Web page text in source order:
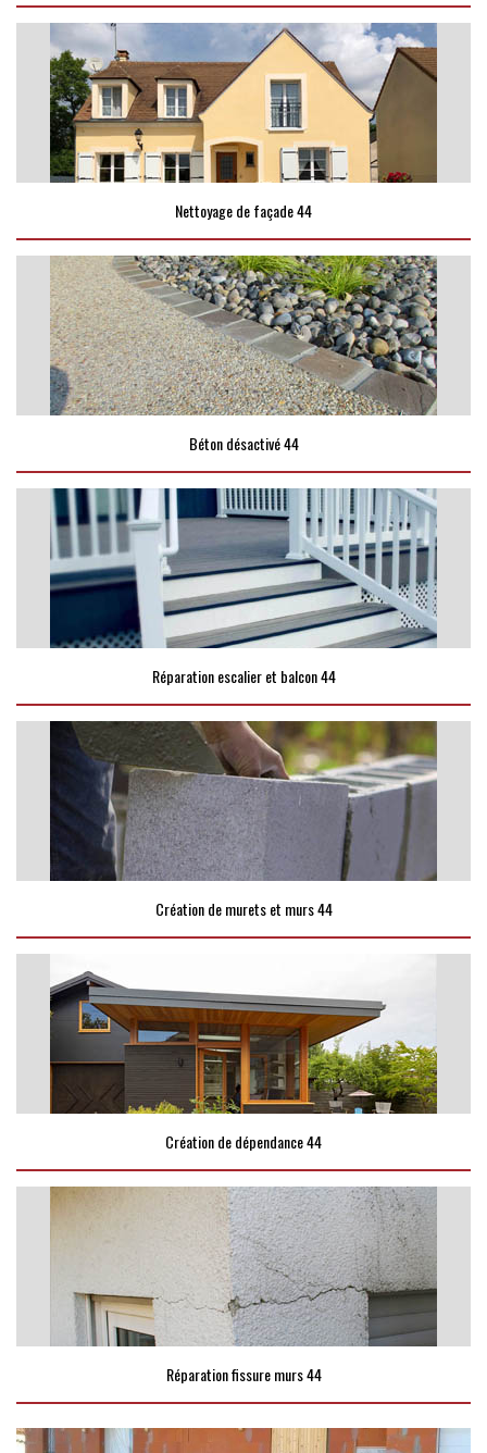
Nettoyage de façade 44
Béton désactivé 44
Réparation escalier et balcon 44
Création de murets et murs 44
Création de dépendance 44
Réparation fissure murs 44